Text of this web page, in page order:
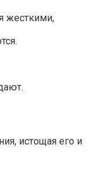
жесткими,
истощая его и